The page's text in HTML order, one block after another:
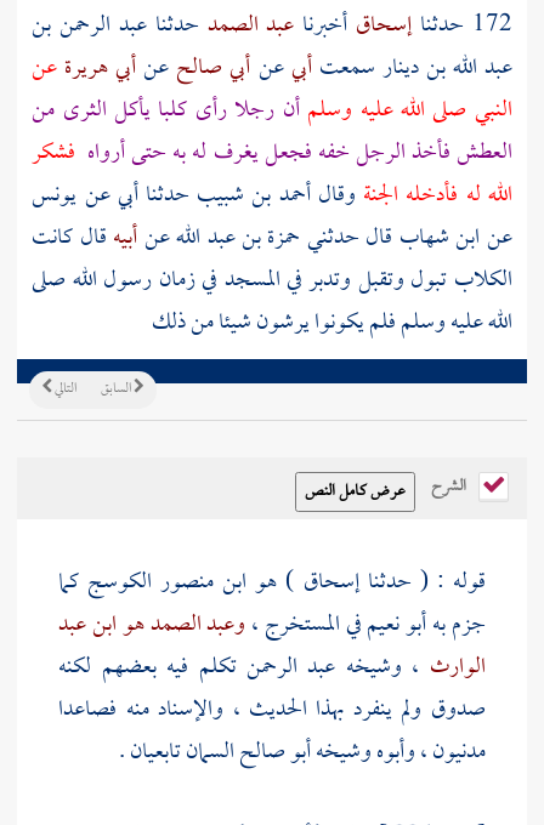
172 حدثنا إسحاق أخبرنا عبد الصمد حدثناعبد الرحمن بن
عبد الله بن دينارسمعتأبيعنأبي صالحعنأبي هريرةعن
النبي صلى الله عليه وسلمأن رجلا رأى كلبا يأكل الثرى من
العطش فأخذ الرجل خفه فجعل يغرف له به حتى أرواه فشكر
الله له فأدخله الجنة وقال أحمد بن شبيب حدثنا أبي عن يونس
عن ابن شهاب قال حدثني حمزة بن عبد الله عنأبيهقال كانت
الكلاب تبول وتقبل وتدبر في المسجد في زمان رسول الله صلى
الله عليه وسلم فلم يكونوا يرشون شيئا من ذلك
التالي السابق
الشرح
قوله : ( حدثناإسحاق ) هو ابن منصور الكوسج كما
جزم بهأبو نعيمفي المستخرج ،وعبد الصمد هو ابن عبد
الوارث ، وشيخه عبد الرحمنتكلم فيه بعضهم لكنه
صدوق ولم ينفرد بهذا الحديث ، والإسناد منه فصاعدا
مدنيون ، وأبوه وشيخهأبو صالح السمانتابعيان .